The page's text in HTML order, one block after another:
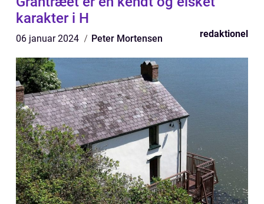
karakter i H
06 januar 2024 Peter Mortensen redaktionel